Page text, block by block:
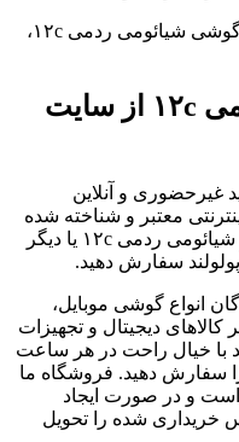
خرید گوشی شیائومی ردمی ۱۲c از سایت
و آنلاین
معتبر و شناخته شده
هستند، می‌توانید با خیال راحت گوشی شیائومی ردمی ۱۲c یا دیگر
سفارش دهید.
انواع گوشی موبایل،
دیجیتال و تجهیزات
با خیال راحت در هر ساعت
دهید. فروشگاه ما
و در صورت ایجاد
مشکل تا ۷ روز جنس خریداری شده را تحویل